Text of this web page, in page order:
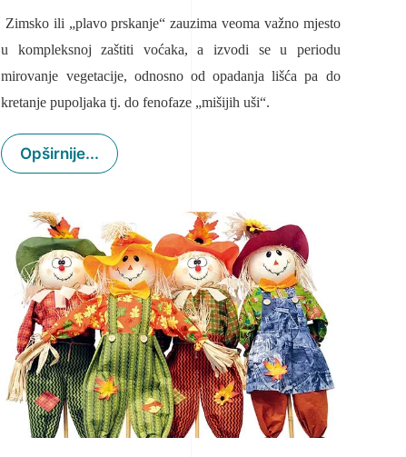
Zimsko ili „plavo prskanje“ zauzima veoma važno mjesto
u kompleksnoj zaštiti voćaka, a izvodi se u periodu
mirovanje vegetacije, odnosno od opadanja lišća pa do
kretanje pupoljaka tj. do fenofaze „mišijih uši“.
Opširnije...